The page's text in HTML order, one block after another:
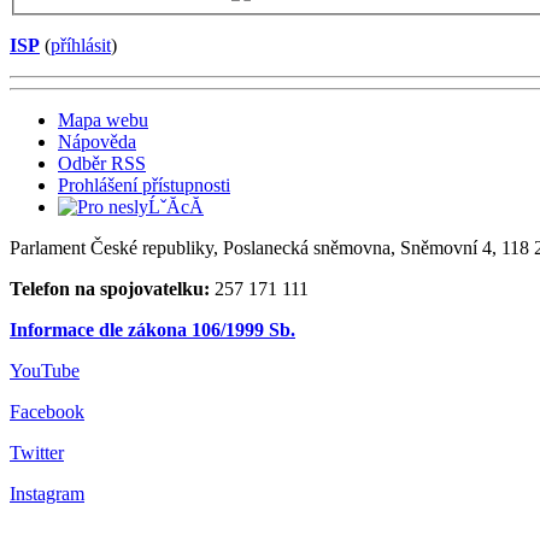
ISP (příhlásit)
Mapa webu
Nápověda
Odběr RSS
Prohlášení přístupnosti
Parlament České republiky, Poslanecká sněmovna, Sněmovní 4, 118
Telefon na spojovatelku: 257 171 111
Informace dle zákona 106/1999 Sb.
YouTube
Facebook
Twitter
Instagram